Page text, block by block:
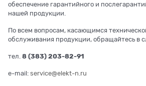
обеспечение гарантийного и
нашей продукции.
По всем вопросам, касающимся
обслуживания продукции, обращайтесь в
тел. 8 (383) 203-82-91
e-mail: service@elekt-n.ru